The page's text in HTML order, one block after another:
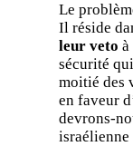
Le
Il réside
leur veto à
sécurité
moitié des
en faveur
devrons-
israélienne